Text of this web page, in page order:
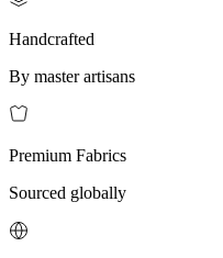
Handcrafted
By master artisans
Premium Fabrics
Sourced globally